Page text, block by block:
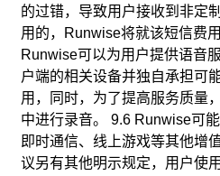
的过错，导致用户接收到非定
用的，Runwise将就该短信费
Runwise可以为用户提供语音
户端的相关设备并独自承担可
用，同时，为了提高服务质量
中进行录音。 9.6 Runwise可
即时通信、线上游戏等其他增
议另有其他明示规定，用户使